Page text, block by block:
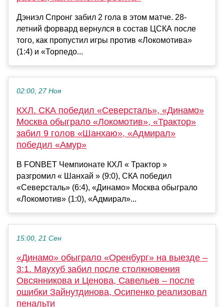
Дэниэл Спронг забил 2 гола в этом матче. 28-
летний форвард вернулся в состав ЦСКА после
того, как пропустил игры против «Локомотива»
(1:4) и «Торпедо...
02:00, 27 Ноя
КХЛ. СКА победил «Северсталь», «Динамо»
Москва обыграло «Локомотив», «Трактор»
забил 9 голов «Шанхаю», «Адмирал»
победил «Амур»
В FONBET Чемпионате КХЛ « Трактор »
разгромил « Шанхай » (9:0), СКА победил
«Северсталь» (6:4), «Динамо» Москва обыграло
«Локомотив» (1:0), «Адмирал»...
15:00, 21 Сен
«Динамо» обыграло «Оренбург» на выезде –
3:1. Маухуб забил после столкновения
Овсянникова и Ценова, Савельев – после
ошибки Зайнутдинова, Осипенко реализовал
пенальти